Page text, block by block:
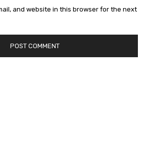
and website in this browser for the next